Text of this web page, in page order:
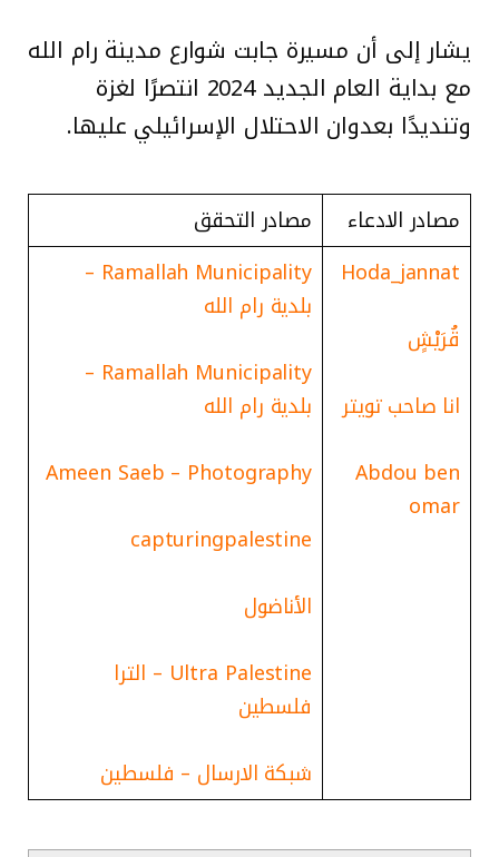
يشار إلى أن مسيرة جابت شوارع مدينة رام الله
مع بداية العام الجديد 2024 انتصرًا لغزة
وتنديدًا بعدوان الاحتلال الإسرائيلي عليها.
مصادر الادعاء
مصادر التحقق
Hoda_jannat
قُرَيْشٍ
انا صاحب تويتر
Abdou ben
omar
Ramallah Municipality –
بلدية رام الله
Ramallah Municipality –
بلدية رام الله
Ameen Saeb – Photography
capturingpalestine
الأناضول
Ultra Palestine – الترا
فلسطين
شبكة الارسال – فلسطين